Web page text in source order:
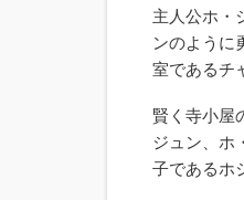
主人公ホ・
ンのように
室であるチ
賢く寺小屋
ジュン、ホ
子であるホ